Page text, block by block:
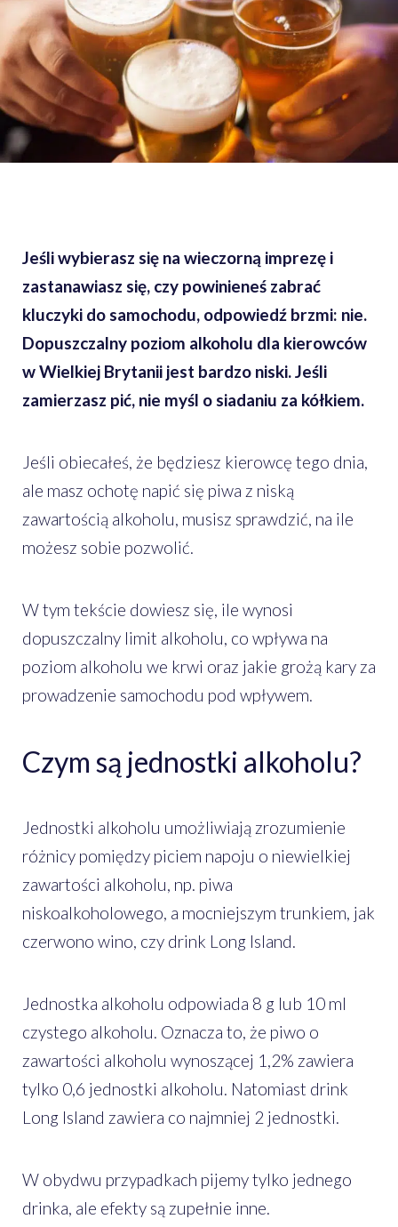
Jeśli wybierasz się na wieczorną imprezę i
zastanawiasz się, czy powinieneś zabrać
kluczyki do samochodu, odpowiedź brzmi: nie.
Dopuszczalny poziom alkoholu dla kierowców
w Wielkiej Brytanii jest bardzo niski. Jeśli
zamierzasz pić, nie myśl o siadaniu za kółkiem.
Jeśli obiecałeś, że będziesz kierowcę tego dnia,
ale masz ochotę napić się piwa z niską
zawartością alkoholu, musisz sprawdzić, na ile
możesz sobie pozwolić.
W tym tekście dowiesz się, ile wynosi
dopuszczalny limit alkoholu, co wpływa na
poziom alkoholu we krwi oraz jakie grożą kary za
prowadzenie samochodu pod wpływem.
Czym są jednostki alkoholu?
Jednostki alkoholu umożliwiają zrozumienie
różnicy pomiędzy piciem napoju o niewielkiej
zawartości alkoholu, np. piwa
niskoalkoholowego, a mocniejszym trunkiem, jak
czerwono wino, czy drink Long Island.
Jednostka alkoholu odpowiada 8 g lub 10 ml
czystego alkoholu. Oznacza to, że piwo o
zawartości alkoholu wynoszącej 1,2% zawiera
tylko 0,6 jednostki alkoholu. Natomiast drink
Long Island zawiera co najmniej 2 jednostki.
W obydwu przypadkach pijemy tylko jednego
drinka, ale efekty są zupełnie inne.